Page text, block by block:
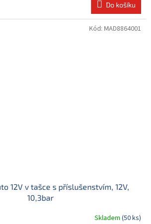
Do košíku
12V v tašce s příslušenstvím, 12V,
10,3bar
Skladem (50 ks)
Kód: MAD8864001